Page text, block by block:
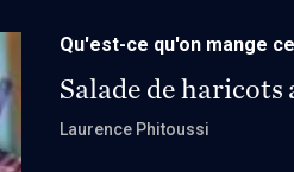
Qu'est-ce qu'on mange
Salade de haricots
Laurence Phitoussi